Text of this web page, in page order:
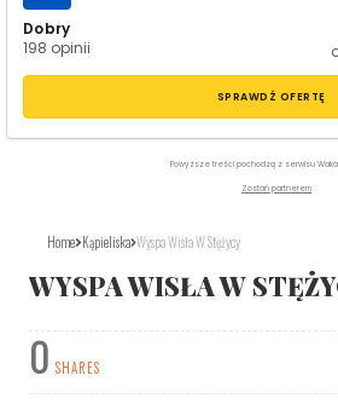
Dobry
198 opinii
SPRAWDŹ OFERTĘ
Powyższe treści pochodzą z serwisu
Zostań partnerem
Home Kąpieliska Wyspa Wisła W Stężycy
WYSPA WISŁA W
0 SHARES